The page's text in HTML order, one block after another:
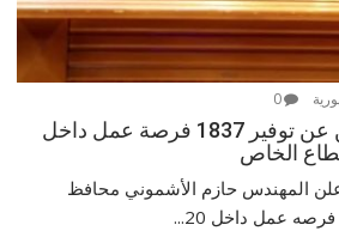
0
محافظ الشرقية:يعلن عن توفير 1837 فرصة عمل داخل
المهندس حازم الأشموني محافظ